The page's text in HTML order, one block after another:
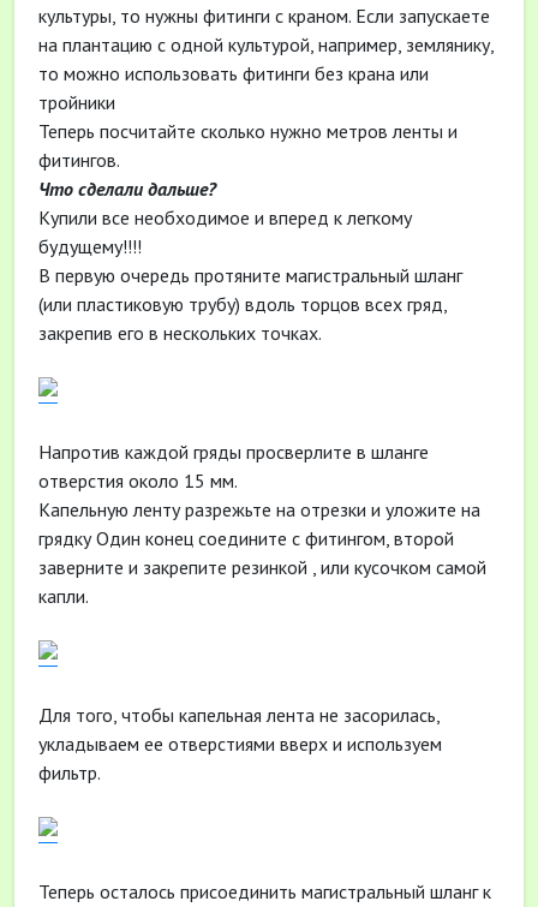
культуры, то нужны фитинги с краном. Если запускаете
на плантацию с одной культурой, например, землянику,
то можно использовать фитинги без крана или
тройники
Теперь посчитайте сколько нужно метров ленты и
фитингов.
Что сделали дальше?
Купили все необходимое и вперед к легкому
будущему!!!!
В первую очередь протяните магистральный шланг
(или пластиковую трубу) вдоль торцов всех гряд,
закрепив его в нескольких точках.
Напротив каждой гряды просверлите в шланге
отверстия около 15 мм.
Капельную ленту разрежьте на отрезки и уложите на
грядку Один конец соедините с фитингом, второй
заверните и закрепите резинкой , или кусочком самой
капли.
Для того, чтобы капельная лента не засорилась,
укладываем ее отверстиями вверх и используем
фильтр.
Теперь осталось присоединить магистральный шланг к